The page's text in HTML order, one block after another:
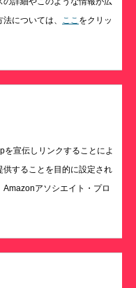
については、 ここ をクリッ
を宣伝しリンクすることによ
することを目的に設定され
アソシエイト・プロ